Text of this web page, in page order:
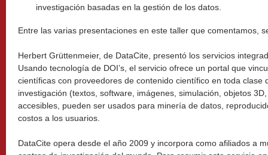
investigación basadas en la gestión de los datos.
Entre las varias presentaciones en este taller que comentamos,
Herbert Grüttenmeier, de DataCite, presentó los servicios
Usando tecnología de DOI’s, el servicio ofrece un portal que
científicas con proveedores de contenido científico en toda clase
investigación (textos, software, imágenes, simulación, objetos
accesibles, pueden ser usados para minería de datos,
costos a los usuarios.
DataCite opera desde el año 2009 y incorpora como afiliados a